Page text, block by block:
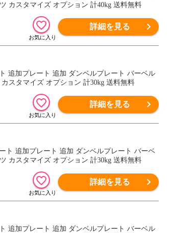
カスタマイズ オプション 計40kg 送料無料
詳細を見る
追加プレート 追加 ダンベルプレート バーベル
スタマイズ オプション 計30kg 送料無料
詳細を見る
ト 追加プレート 追加 ダンベルプレート バーベ
カスタマイズ オプション 計30kg 送料無料
詳細を見る
追加プレート 追加 ダンベルプレート バーベル